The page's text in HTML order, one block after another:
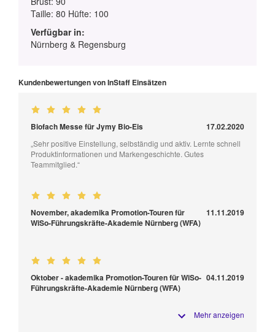
Taille: 80 Hüfte: 100
Verfügbar in:
Nürnberg & Regensburg
Kundenbewertungen von InStaff Einsätzen
Biofach Messe für Jymy Bio-Eis 17.02.2020
„Sehr positive Einstellung, selbständig und aktiv. Lernte schnell
Produktinformationen und Markengeschichte. Gutes
Teammitglied.“
November, akademika Promotion-Touren für
WiSo-Führungskräfte-Akademie Nürnberg (WFA)
11.11.2019
Oktober - akademika Promotion-Touren für WiSo-
Führungskräfte-Akademie Nürnberg (WFA)
04.11.2019
Mehr anzeigen